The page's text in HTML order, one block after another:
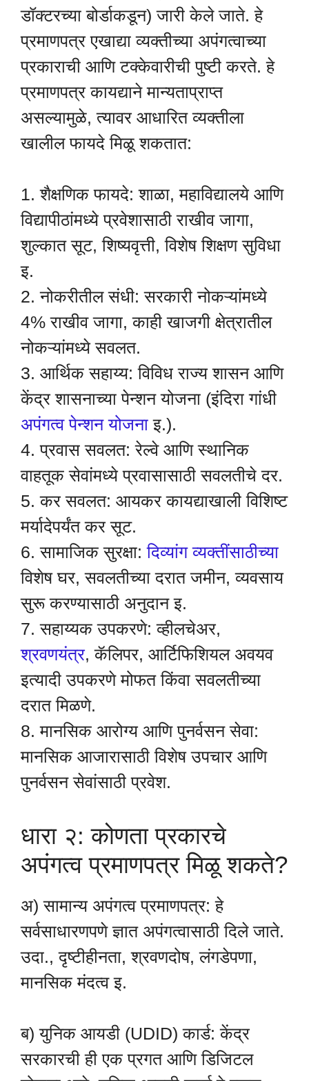
डॉक्टरच्या बोर्डाकडून) जारी केले जाते. हे
प्रमाणपत्र एखाद्या व्यक्तीच्या अपंगत्वाच्या
प्रकाराची आणि टक्केवारीची पुष्टी करते. हे
प्रमाणपत्र कायद्याने मान्यताप्राप्त
असल्यामुळे, त्यावर आधारित व्यक्तीला
खालील फायदे मिळू शकतात:
1. शैक्षणिक फायदे: शाळा, महाविद्यालये आणि
विद्यापीठांमध्ये प्रवेशासाठी राखीव जागा,
शुल्कात सूट, शिष्यवृत्ती, विशेष शिक्षण सुविधा
इ.
2. नोकरीतील संधी: सरकारी नोकऱ्यांमध्ये
4% राखीव जागा, काही खाजगी क्षेत्रातील
नोकऱ्यांमध्ये सवलत.
3. आर्थिक सहाय्य: विविध राज्य शासन आणि
केंद्र शासनाच्या पेन्शन योजना (इंदिरा गांधी
अपंगत्व पेन्शन योजना इ.).
4. प्रवास सवलत: रेल्वे आणि स्थानिक
वाहतूक सेवांमध्ये प्रवासासाठी सवलतीचे दर.
5. कर सवलत: आयकर कायद्याखाली विशिष्ट
मर्यादेपर्यंत कर सूट.
6. सामाजिक सुरक्षा:दिव्यांग व्यक्तींसाठीच्या
विशेष घर, सवलतीच्या दरात जमीन, व्यवसाय
सुरू करण्यासाठी अनुदान इ.
7. सहाय्यक उपकरणे: व्हीलचेअर,
श्रवणयंत्र, कॅलिपर, आर्टिफिशियल अवयव
इत्यादी उपकरणे मोफत किंवा सवलतीच्या
दरात मिळणे.
8. मानसिक आरोग्य आणि पुनर्वसन सेवा:
मानसिक आजारासाठी विशेष उपचार आणि
पुनर्वसन सेवांसाठी प्रवेश.
धारा २: कोणता प्रकारचे
अपंगत्व प्रमाणपत्र मिळू शकते?
अ) सामान्य अपंगत्व प्रमाणपत्र: हे
सर्वसाधारणपणे ज्ञात अपंगत्वासाठी दिले जाते.
उदा., दृष्टीहीनता, श्रवणदोष, लंगडेपणा,
मानसिक मंदत्व इ.
ब) युनिक आयडी (UDID) कार्ड: केंद्र
सरकारची ही एक प्रगत आणि डिजिटल